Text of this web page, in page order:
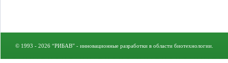
© 1993 - 2026 “РИБАВ” - инновационные разработки в области биотехнологии.